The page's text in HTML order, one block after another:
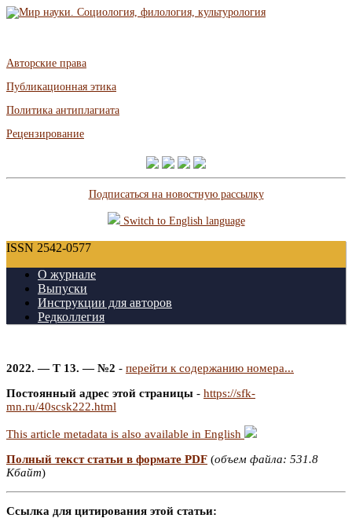
Авторские права
Публикационная этика
Политика антиплагиата
Рецензирование
Подписаться на новостную рассылку
Switch to English language
ISSN 2542-0577
О журнале
Выпуски
Инструкции для авторов
Редколлегия
2022. — Т 13. — №2 - перейти к содержанию номера...
Постоянный адрес этой страницы - https://sfk-
mn.ru/40scsk222.html
This article metadata is also available in English
Полный текст статьи в формате PDF (объем файла: 531.8
Кбайт)
Ссылка для цитирования этой статьи: